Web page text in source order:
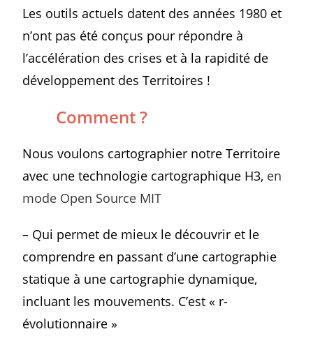
Les outils actuels datent des années 1980 et
n’ont pas été conçus pour répondre à
l’accélération des crises et à la rapidité de
développement des Territoires !
Comment ?
Nous voulons cartographier notre Territoire
avec une technologie cartographique H3, en
mode Open Source MIT
– Qui permet de mieux le découvrir et le
comprendre en passant d’une cartographie
statique à une cartographie dynamique,
incluant les mouvements. C’est « r-
évolutionnaire »